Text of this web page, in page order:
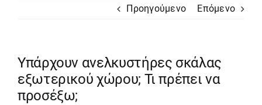
Προηγούμενο Επόμενο
Υπάρχουν ανελκυστήρες σκάλας
εξωτερικού χώρου; Τι πρέπει να
προσέξω;